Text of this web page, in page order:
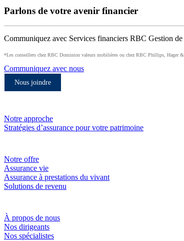
Parlons de votre avenir financier
Communiquez avec Services financiers RBC Gestion
*Les conseillers chez RBC Dominion valeurs mobilières ou chez RBC Phillips, Hager &
Communiquez avec nous
Nous joindre
Notre approche
Stratégies d’assurance pour votre patrimoine
Notre offre
Assurance vie
Assurance à prestations du vivant
Solutions de revenu
À propos de nous
Nos dirigeants
Nos spécialistes